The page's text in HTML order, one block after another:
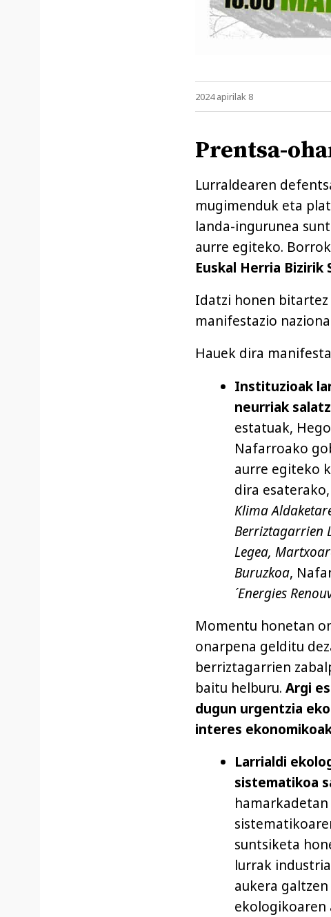
2024 apirilak 8
Prentsa-
Lurraldearen
mugimenduk eta
landa-ingurunea
aurre egiteko.
Euskal Herria Bizirik
Idatzi honen bitartez
manifestazio
Hauek dira
Instituzioak
neurriak
estatuak,
Nafarroako
aurre egiteko
dira
Klima
Berriztagarrien
Legea,
Buruzkoa,
´Energies
Momentu honetan
onarpena gelditu
berriztagarrien
baitu helburu. Argi
dugun urgentzia
interes
Larrialdi
sistematikoa
suntsiketa
lurrak
aukera
ekologikoaren